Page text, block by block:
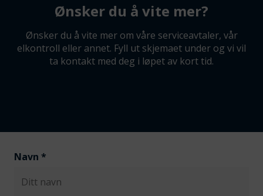
Ønsker du å vite mer?
Ønsker du å vite mer om våre serviceavtaler, vår
elkontroll eller annet. Fyll ut skjemaet under og vi vil
ta kontakt med deg i løpet av kort tid.
Navn *